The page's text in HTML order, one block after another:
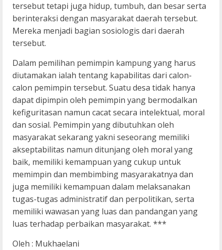
tersebut tetapi juga hidup, tumbuh, dan besar serta
berinteraksi dengan masyarakat daerah tersebut.
Mereka menjadi bagian sosiologis dari daerah
tersebut.
Dalam pemilihan pemimpin kampung yang harus
diutamakan ialah tentang kapabilitas dari calon-
calon pemimpin tersebut. Suatu desa tidak hanya
dapat dipimpin oleh pemimpin yang bermodalkan
kefiguritasan namun cacat secara intelektual, moral
dan sosial. Pemimpin yang dibutuhkan oleh
masyarakat sekarang yakni seseorang memiliki
akseptabilitas namun ditunjang oleh moral yang
baik, memiliki kemampuan yang cukup untuk
memimpin dan membimbing masyarakatnya dan
juga memiliki kemampuan dalam melaksanakan
tugas-tugas administratif dan perpolitikan, serta
memiliki wawasan yang luas dan pandangan yang
luas terhadap perbaikan masyarakat. ***
Oleh : Mukhaelani